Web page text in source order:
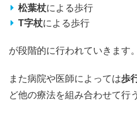
松葉杖による歩行
T字杖による歩行
が段階的に行われていきます。
また病院や医師によっては歩
ど他の療法を組み合わせて行